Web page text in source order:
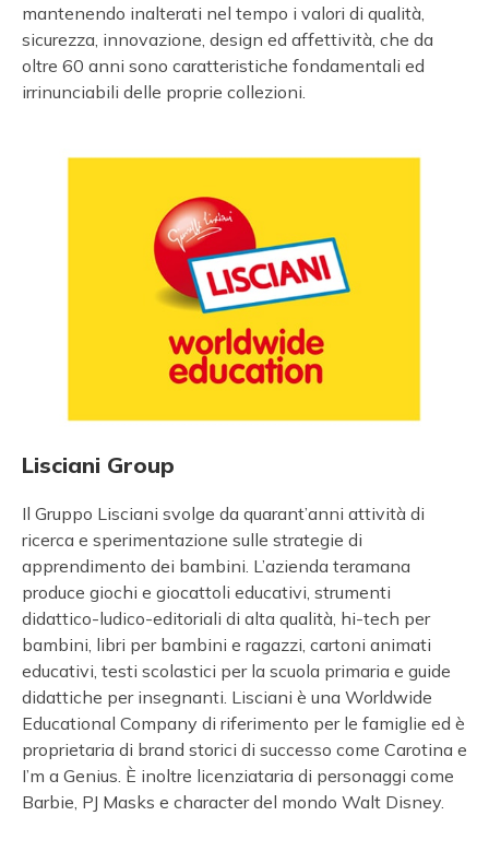
mantenendo inalterati nel tempo i valori di qualità,
sicurezza, innovazione, design ed affettività, che da
oltre 60 anni sono caratteristiche fondamentali ed
irrinunciabili delle proprie collezioni.
Lisciani Group
Il Gruppo Lisciani svolge da quarant’anni attività di
ricerca e sperimentazione sulle strategie di
apprendimento dei bambini. L’azienda teramana
produce giochi e giocattoli educativi, strumenti
didattico-ludico-editoriali di alta qualità, hi-tech per
bambini, libri per bambini e ragazzi, cartoni animati
educativi, testi scolastici per la scuola primaria e guide
didattiche per insegnanti. Lisciani è una Worldwide
Educational Company di riferimento per le famiglie ed è
proprietaria di brand storici di successo come Carotina e
I’m a Genius. È inoltre licenziataria di personaggi come
Barbie, PJ Masks e character del mondo Walt Disney.